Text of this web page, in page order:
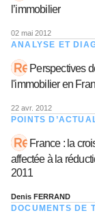
l’immobilier
02 mai 2012
ANALYSE ET
Perspectives
l'immobilier en
22 avr. 2012
POINTS
France : la
affectée à la
2011
Denis FERRAND
DOCUMENTS DE